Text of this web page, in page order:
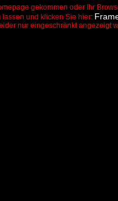
gekommen oder Ihr
und klicken Sie hier:
nur eingeschränkt angezeigt